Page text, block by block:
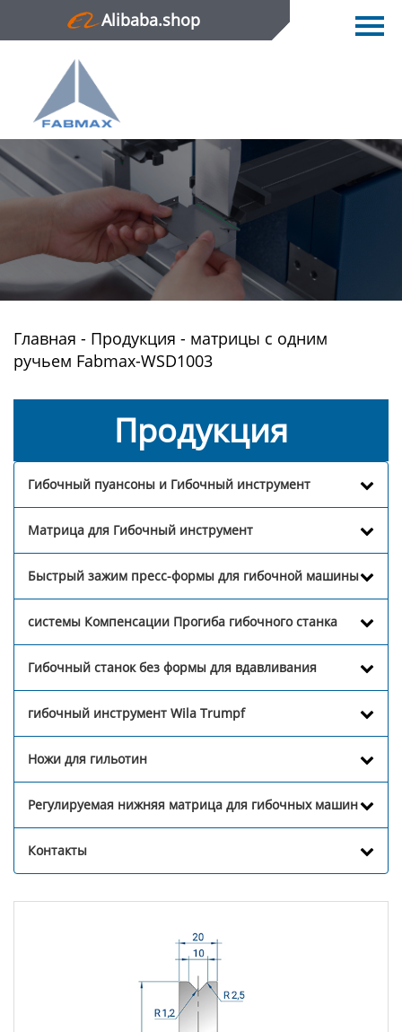
Alibaba.shop
Главная
Продукция
Новости
О нас
Контактная информация
Главная - Продукция - матрицы с одним
ручьем Fabmax-WSD1003
Продукция
Гибочный пуансоны и Гибочный инструмент
Матрица для Гибочный инструмент
Быстрый зажим пресс-формы для гибочной машины
системы Компенсации Прогиба гибочного станка
Гибочный станок без формы для вдавливания
гибочный инструмент Wila Trumpf
Ножи для гильотин
Регулируемая нижняя матрица для гибочных машин
Контакты